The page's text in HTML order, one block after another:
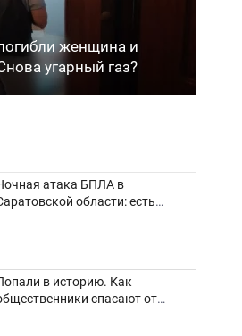
женщина и
угарный газ?
атака БПЛА в
области: есть
в историю. Как
спасают от